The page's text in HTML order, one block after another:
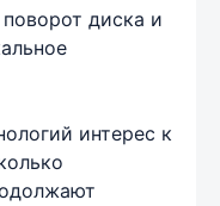
диска и
интерес к